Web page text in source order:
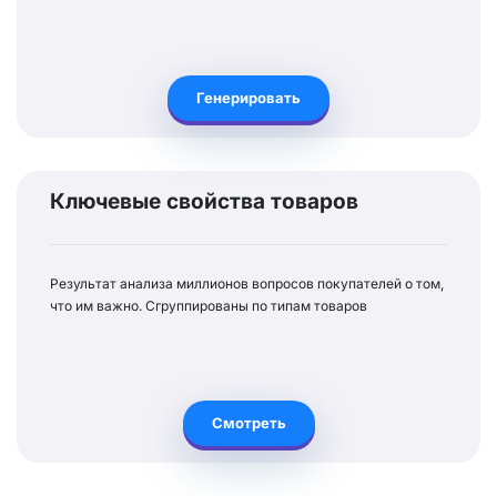
Генерировать
Ключевые свойства товаров
Результат анализа миллионов вопросов покупателей о том,
что им важно. Сгруппированы по типам товаров
Смотреть